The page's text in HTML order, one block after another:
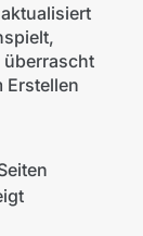
Erstellen